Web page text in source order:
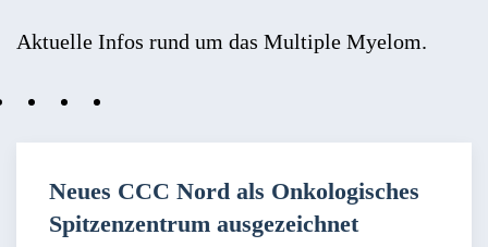
Aktuelle Infos rund um das Multiple Myelom.
Neues CCC Nord als Onkologisches
Spitzenzentrum ausgezeichnet